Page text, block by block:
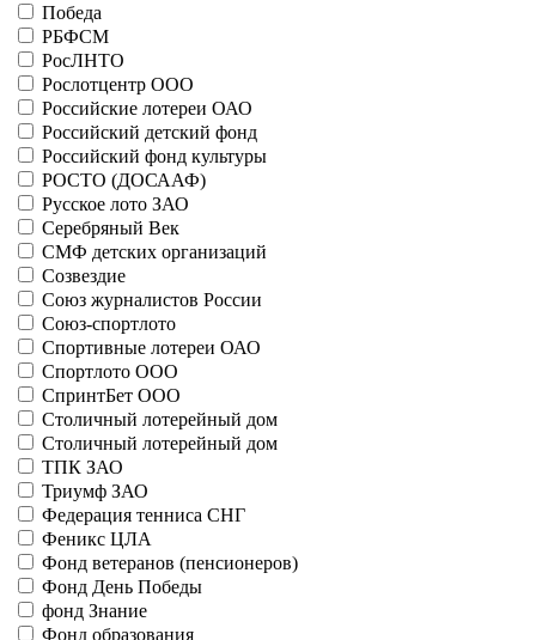
КАМЭЙ Лтд
21071 - Camay
Больше
Краснодарские лотереи
21063 - Стрела
Больше
Красноярские лотереи
21066 - Блиц-лото
21085 - Красноярское метро
Больше
Красный Крест
11004 - Милосердие
21067 - б/н
Больше
Кузнецкие лотереи
31048 - Рождественская
31060 - Юбилейная
Больше
Курские спортивные лотереи
21009 - Двойной успех
25008 - Football Match
Больше
Лестница удачи
41113 - Удачный удар
Больше
лотереи Авто-ВОА
41039 - Супер Драйв-10, 1 серия
41040 - 2 выпуск, 1 серия
Победа
РБФСМ
РосЛНТО
Рослотцентр ООО
Российские лотереи ОАО
Российский детский фонд
Российский фонд культуры
РОСТО (ДОСААФ)
Русское лото ЗАО
Серебряный Век
СМФ детских организаций
Созвездие
Союз журналистов России
Союз-спортлото
Спортивные лотереи ОАО
Спортлото ООО
СпринтБет ООО
Столичный лотерейный дом
Столичный лотерейный дом
ТПК ЗАО
Триумф ЗАО
Федерация тенниса СНГ
Феникс ЦЛА
Фонд ветеранов (пенсионеров)
Фонд День Победы
фонд Знание
Фонд образования